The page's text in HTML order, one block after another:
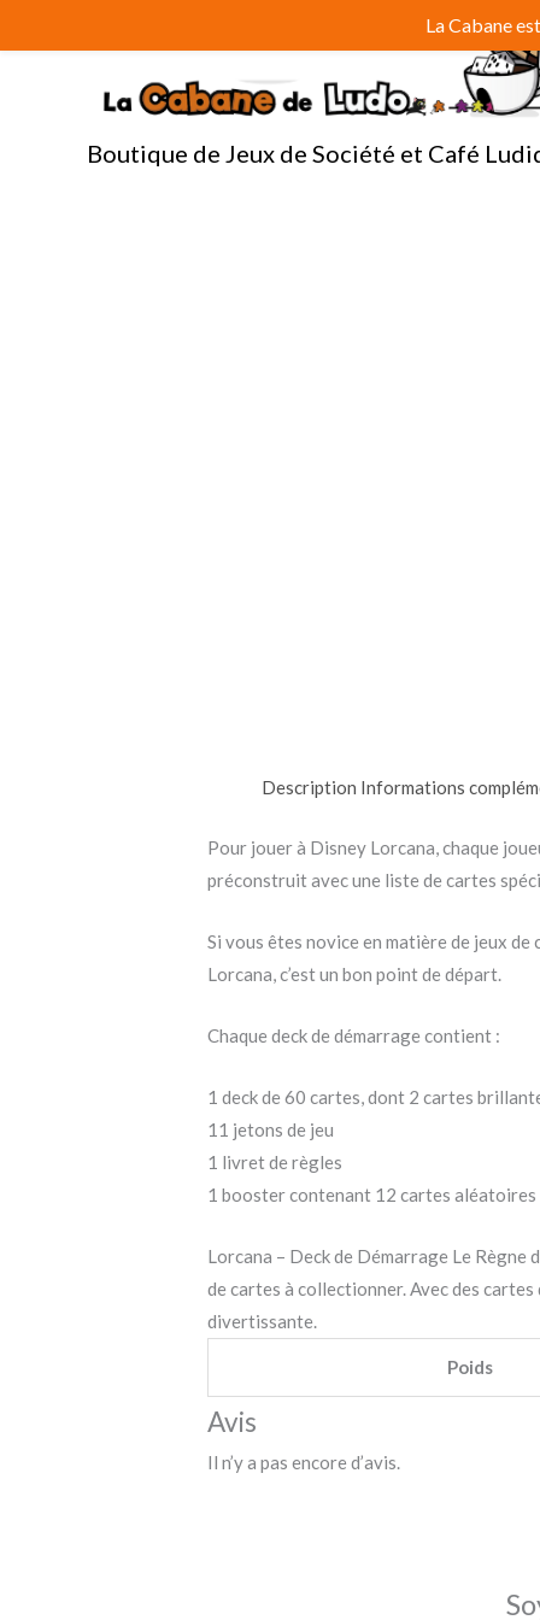
au
Boutique de Jeux de Société et Café
Description Informations
Pour jouer à Disney Lorcana, chaque
préconstruit avec une liste de cartes
Si vous êtes novice en matière de jeux
Lorcana, c’est un bon point de départ.
Chaque deck de démarrage contient :
1 deck de 60 cartes, dont 2 cartes
11 jetons de jeu
1 livret de règles
1 booster contenant 12 cartes aléatoires
Lorcana – Deck de Démarrage Le Règne
de cartes à collectionner. Avec des
divertissante.
Poids
Avis
Il n’y a pas encore d’avis.
La Cabane